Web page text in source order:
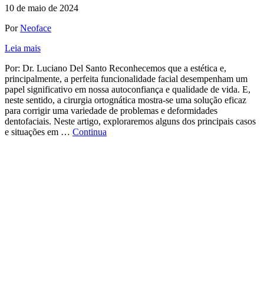
10 de maio de 2024
PorNeoface
Leia mais
Por: Dr. Luciano Del Santo Reconhecemos que a estética e,
principalmente, a perfeita funcionalidade facial desempenham um
papel significativo em nossa autoconfiança e qualidade de vida. E,
neste sentido, a cirurgia ortognática mostra-se uma solução eficaz
para corrigir uma variedade de problemas e deformidades
dentofaciais. Neste artigo, exploraremos alguns dos principais casos
e situações em … Continua